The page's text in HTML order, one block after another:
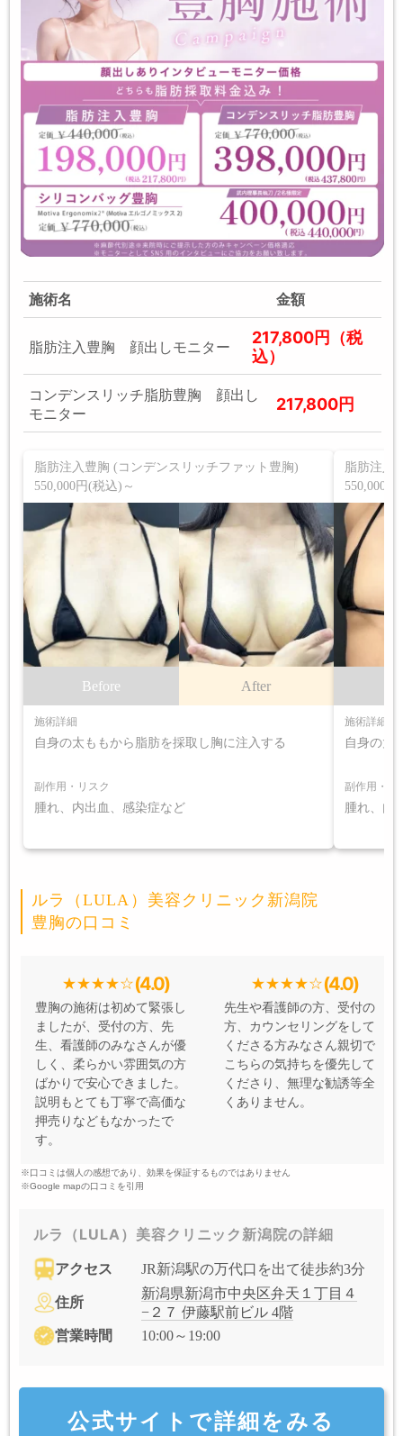
施術名 金額
脂肪注入豊胸 顔出しモニター
217,800円（税
込）
コンデンスリッチ脂肪豊胸 顔出し
モニター
217,800円
脂肪注入豊胸 (コンデンスリッチファット豊胸)
550,000円(税込)～
Before After
施術詳細
自身の太ももから脂肪を採取し胸に注入する
副作用・リスク
腫れ、内出血、感染症など
脂肪注入
550,000
施術詳細
自身の太
副作用・リ
腫れ、内
ルラ（LULA）美容クリニック新潟院
豊胸の口コミ
(4.0)
豊胸の施術は初めて緊張し
ましたが、受付の方、先
生、看護師のみなさんが優
しく、柔らかい雰囲気の方
ばかりで安心できました。
説明もとても丁寧で高価な
押売りなどもなかったで
す。
(4.0)
先生や看護師の方、受付の
方、カウンセリングをして
くださる方みなさん親切で
こちらの気持ちを優先して
くださり、無理な勧誘等全
くありません。
※口コミは個人の感想であり、効果を保証するものではありません
※Google mapの口コミを引用
ルラ（LULA）美容クリニック新潟院の詳細
アクセス JR新潟駅の万代口を出て徒歩約3分
住所
新潟県新潟市中央区弁天１丁目４
−２７ 伊藤駅前ビル 4階
営業時間
10:00～19:00
公式サイトで詳細をみる